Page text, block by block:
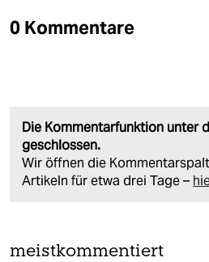
0 Kommentare
Die Kommentarfunktion unter
geschlossen.
Wir öffnen die
Artikeln für etwa drei Tage –
meistkommentiert